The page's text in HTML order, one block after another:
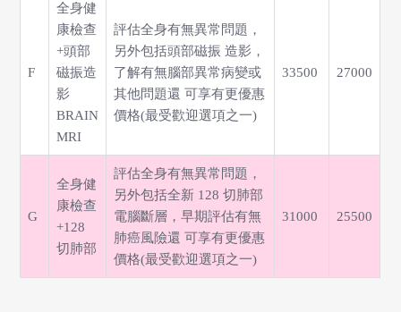
F
全身健
康檢查
+頭部
磁振造
影
BRAIN
MRI
評估全身有無異常問題，
另外包括頭部磁振 造影，
了解有無腦部異常病變或
其他問題還 可享有更優惠
價格(最受歡迎選項之一)
33500 27000
G
全身健
康檢查
+128
切肺部
評估全身有無異常問題，
另外包括全新 128 切肺部
電腦斷層，早期評估有無
肺癌風險還 可享有更優惠
價格(最受歡迎選項之一)
31000 25500